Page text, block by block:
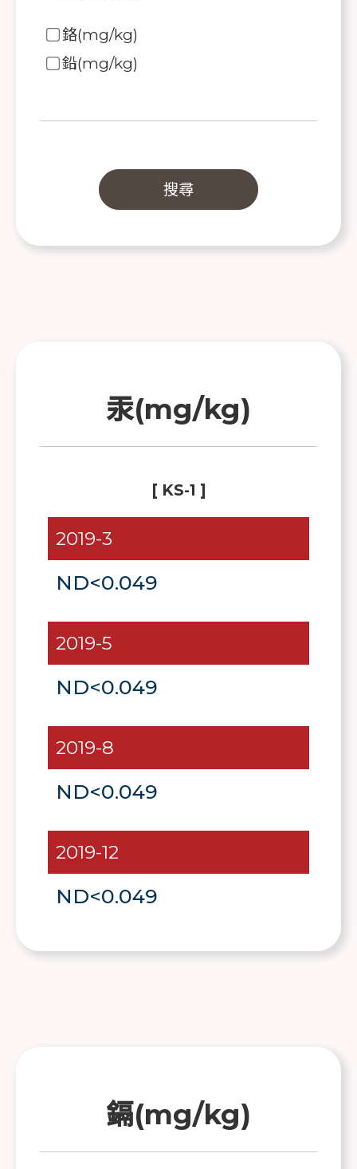
鉻(mg/kg)
鉛(mg/kg)
汞(mg/kg)
[ KS-1 ]
2019-3
ND<0.049
2019-5
ND<0.049
2019-8
ND<0.049
2019-12
ND<0.049
鎘(mg/kg)